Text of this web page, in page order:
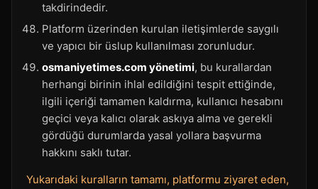
takdirindedir.
Platform üzerinden kurulan iletişimlerde saygılı
ve yapıcı bir üslup kullanılması zorunludur.
osmaniyetimes.com yönetimi, bu kurallardan
herhangi birinin ihlal edildiğini tespit ettiğinde,
ilgili içeriği tamamen kaldırma, kullanıcı hesabını
geçici veya kalıcı olarak askıya alma ve gerekli
gördüğü durumlarda yasal yollara başvurma
hakkını saklı tutar.
Yukarıdaki kuralların tamamı, platformu ziyaret eden,